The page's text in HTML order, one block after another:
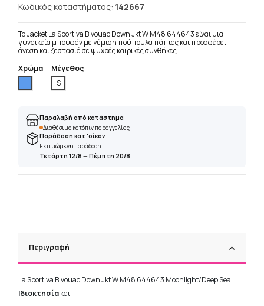
Κωδικός καταστήματος: 142667
Το Jacket La Sportiva Bivouac Down Jkt W M48 644643 είναι μια
γυναικεία μπουφάν με γέμιση πούπουλα πάπιας και προσφέρει
άνεση και ζεστασιά σε ψυχρές καιρικές συνθήκες.
Χρώμα
Μέγεθος
S
Παραλαβή από κατάστημα
Διαθέσιμο κατόπιν παραγγελίας
Παράδοση κατ 'οίκον
Εκτιμώμενη παράδοση
Τετάρτη 12/8 —Πέμπτη 20/8
Περιγραφή
La Sportiva Bivouac Down Jkt W M48 644643 Moonlight/Deep Sea
Ιδιοκτησίακαι: